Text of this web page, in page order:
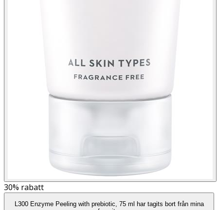
30% rabatt
L300 Enzyme Peeling with prebiotic, 75 ml har tagits bort från mina